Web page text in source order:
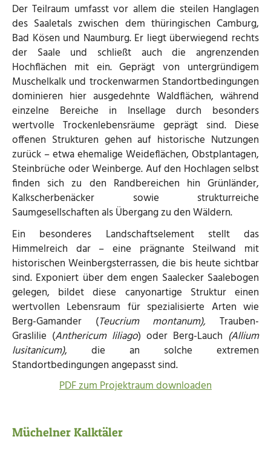
Der Teilraum umfasst vor allem die steilen Hanglagen
des Saaletals zwischen dem thüringischen Camburg,
Bad Kösen und Naumburg. Er liegt überwiegend rechts
der Saale und schließt auch die angrenzenden
Hochflächen mit ein. Geprägt von untergründigem
Muschelkalk und trockenwarmen Standortbedingungen
dominieren hier ausgedehnte Waldflächen, während
einzelne Bereiche in Insellage durch besonders
wertvolle Trockenlebensräume geprägt sind. Diese
offenen Strukturen gehen auf historische Nutzungen
zurück – etwa ehemalige Weideflächen, Obstplantagen,
Steinbrüche oder Weinberge. Auf den Hochlagen selbst
finden sich zu den Randbereichen hin Grünländer,
Kalkscherbenäcker sowie strukturreiche
Saumgesellschaften als Übergang zu den Wäldern.
Ein besonderes Landschaftselement stellt das
Himmelreich dar – eine prägnante Steilwand mit
historischen Weinbergsterrassen, die bis heute sichtbar
sind. Exponiert über dem engen Saalecker Saalebogen
gelegen, bildet diese canyonartige Struktur einen
wertvollen Lebensraum für spezialisierte Arten wie
Berg-Gamander (Teucrium montanum), Trauben-
Graslilie (Anthericum liliago) oder Berg-Lauch (Allium
lusitanicum), die an solche extremen
Standortbedingungen angepasst sind.
PDF zum Projektraum downloaden
Müchelner Kalktäler